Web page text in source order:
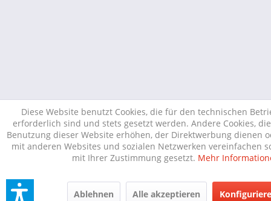
Diese Website benutzt Cookies, die für den technischen
erforderlich sind und stets gesetzt werden. Andere Cookies,
Benutzung dieser Website erhöhen, der Direktwerbung dienen
mit anderen Websites und sozialen Netzwerken vereinfachen
mit Ihrer Zustimmung gesetzt. Mehr
Ablehnen Alle akzeptieren